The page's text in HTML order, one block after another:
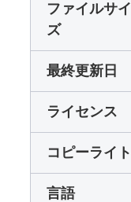
ファイルサイ
ズ
最終更新日
ライセンス
コピーライト
言語